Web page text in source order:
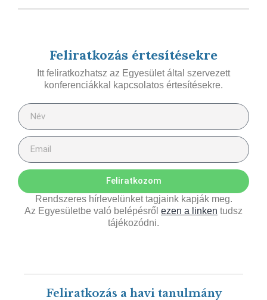
Feliratkozás értesítésekre
Itt feliratkozhatsz az Egyesület által szervezett
konferenciákkal kapcsolatos értesítésekre.
Feliratkozom
Rendszeres hírlevelünket tagjaink kapják meg.
Az Egyesületbe való belépésről ezen a linken tudsz
tájékozódni.
Feliratkozás a havi tanulmány